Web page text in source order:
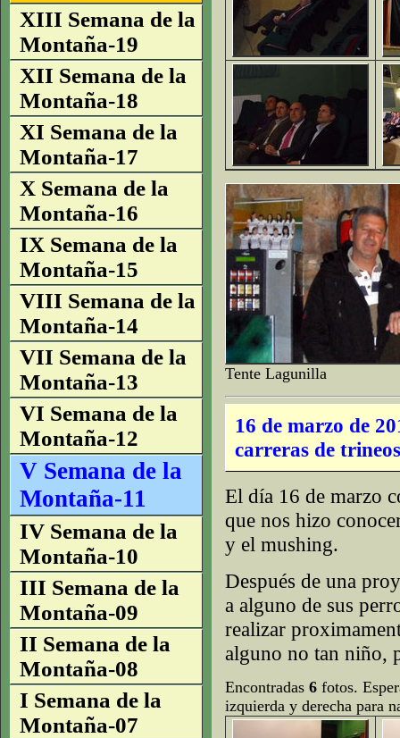
XIII Semana de la
Montaña-19
XII Semana de la
Montaña-18
XI Semana de la
Montaña-17
X Semana de la
Montaña-16
IX Semana de la
Montaña-15
VIII Semana de la
Montaña-14
VII Semana de la
Montaña-13
VI Semana de la
Montaña-12
V Semana de la
Montaña-11
IV Semana de la
Montaña-10
III Semana de la
Montaña-09
II Semana de la
Montaña-08
I Semana de la
Montaña-07
Tente Lagunilla
16 de marzo de
carreras de trineos
El día 16 de marzo
que nos hizo
y el mushing.
Después de una
a alguno de sus
realizar
alguno no tan niño,
Encontradas 6 fotos.
izquierda y derecha para